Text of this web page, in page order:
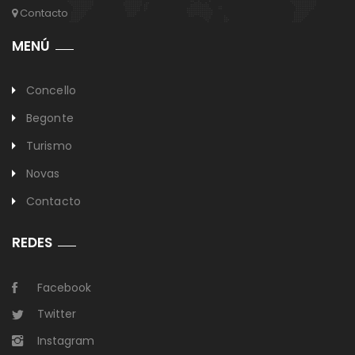
Contacto
MENÚ
Concello
Begonte
Turismo
Novas
Contacto
REDES
Facebook
Twitter
Instagram